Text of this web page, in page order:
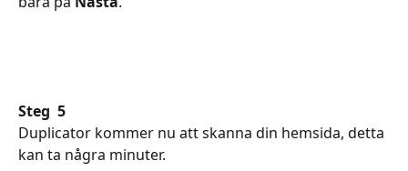
Steg  5
Duplicator kommer nu att skanna din hemsida, detta
kan ta några minuter.